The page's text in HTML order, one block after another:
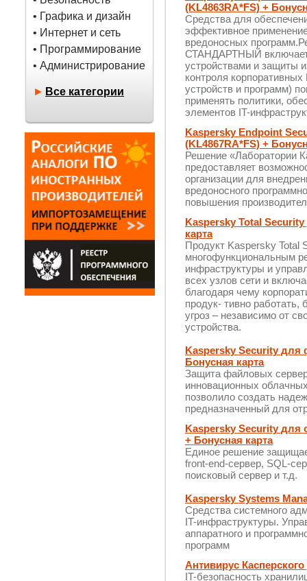
• Графика и дизайн
• Интернет и сеть
• Программирование
• Администрирование
► Все категории
(KL4863RA*FS) +
Средства для
эффективное
вредоносных
СТАНДАРТНЫЙ включает
устройствами и защиты
контроля
устройств и программ)
применять политики,
элементов IT-
Kaspersky Endpoint
(KL4867RA*FS) +
Решение «Лаборатории
предоставляет
организации для
вредоносного
повышения
Kaspersky Total
карта
Продукт Kaspersky Total
многофункциональным
инфраструктуры и
всех узлов сети и
благодаря чему
продук- тивно
угроз – независимо от
устройства.
Kaspersky Security для
Бонусная карта
Защита файловых
инновационных
позволило создать
предназначенный для
Kaspersky Security для
+ Бонусная карта
Единое решение
front-end-сервер, SQL-
поисковый сервер и т.д.
Kaspersky Systems
Средства системного
IT-инфраструктуры.
аппаратного и
программ
Антивирус
IT-безопасность